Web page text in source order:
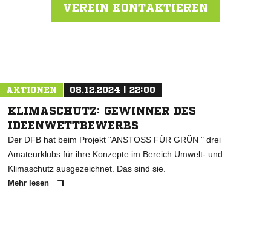
VEREIN KONTAKTIEREN
AKTIONEN 08.12.2024 | 22:00
KLIMASCHUTZ: GEWINNER DES
IDEENWETTBEWERBS
Der DFB hat beim Projekt "ANSTOSS FÜR GRÜN " drei
Amateurklubs für ihre Konzepte im Bereich Umwelt- und
Klimaschutz ausgezeichnet. Das sind sie.
Mehr lesen